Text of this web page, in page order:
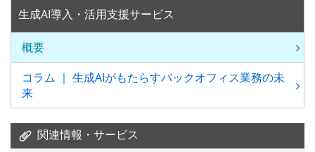
生成AI導入・活用支援サービス
概要
コラム ｜ 生成AIがもたらすバックオフィス業務の未
来
関連情報・サービス